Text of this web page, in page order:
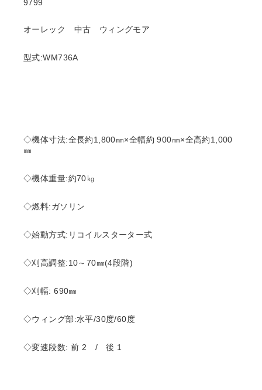
9799
オーレック 中古 ウィングモア
型式:WM736A
◇機体寸法:全長約1,800㎜×全幅約 900㎜×全高約1,000
㎜
◇機体重量:約70㎏
◇燃料:ガソリン
◇始動方式:リコイルスターター式
◇刈高調整:10～70㎜(4段階)
◇刈幅: 690㎜
◇ウィング部:水平/30度/60度
◇変速段数: 前 2 / 後 1